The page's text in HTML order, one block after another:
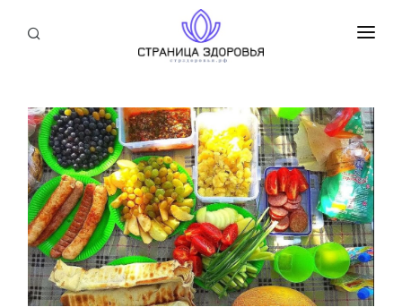
СТАТЬИ
БЛОГ
НОВОСТИ
О НАС